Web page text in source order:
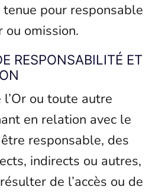
pour responsable
omission.
RESPONSABILITÉ ET
ou toute autre
en relation avec le
responsable, des
indirects ou autres,
de l’accès ou de